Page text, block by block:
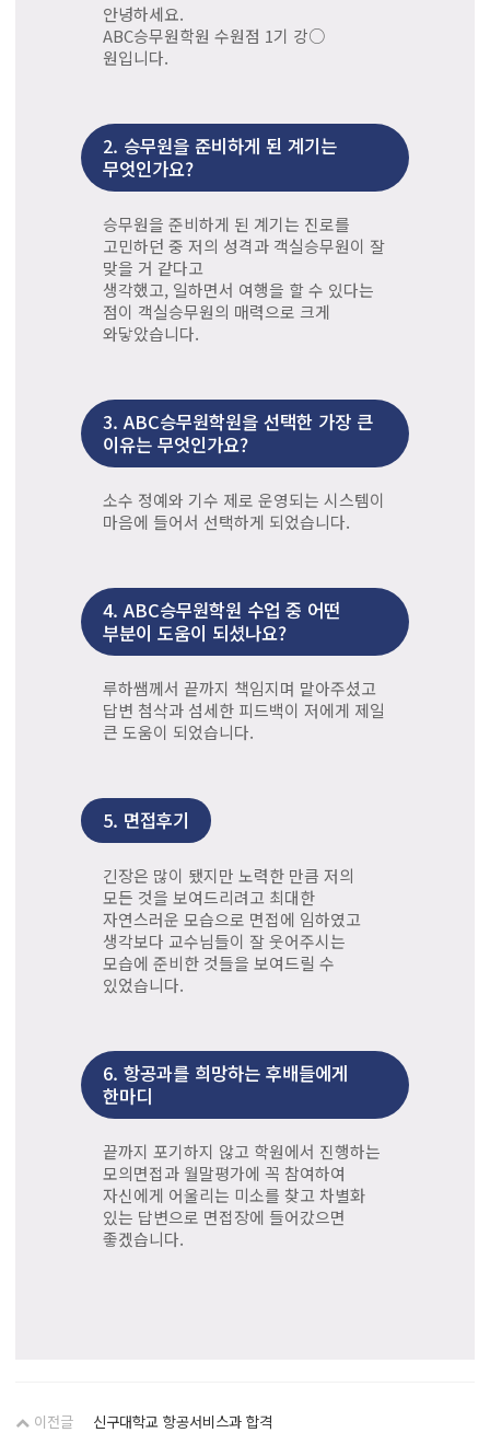
안녕하세요.
ABC승무원학원 수원점 1기 강○
원입니다.
2. 승무원을 준비하게 된 계기는
무엇인가요?
승무원을 준비하게 된 계기는 진로를
고민하던 중 저의 성격과 객실승무원이 잘
맞을 거 같다고
생각했고, 일하면서 여행을 할 수 있다는
점이 객실승무원의 매력으로 크게
와닿았습니다.
3. ABC승무원학원을 선택한 가장 큰
이유는 무엇인가요?
소수 정예와 기수 제로 운영되는 시스템이
마음에 들어서 선택하게 되었습니다.
4. ABC승무원학원 수업 중 어떤
부분이 도움이 되셨나요?
루하쌤께서 끝까지 책임지며 맡아주셨고
답변 첨삭과 섬세한 피드백이 저에게 제일
큰 도움이 되었습니다.
5. 면접후기
긴장은 많이 됐지만 노력한 만큼 저의
모든 것을 보여드리려고 최대한
자연스러운 모습으로 면접에 임하였고
생각보다 교수님들이 잘 웃어주시는
모습에 준비한 것들을 보여드릴 수
있었습니다.
6. 항공과를 희망하는 후배들에게
한마디
끝까지 포기하지 않고 학원에서 진행하는
모의면접과 월말평가에 꼭 참여하여
자신에게 어울리는 미소를 찾고 차별화
있는 답변으로 면접장에 들어갔으면
좋겠습니다.
이전글 신구대학교 항공서비스과 합격